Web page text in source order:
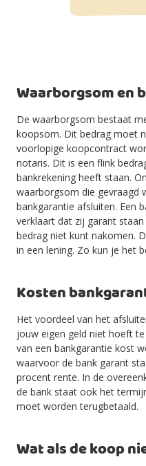
Waarborgsom en
De waarborgsom bestaat
koopsom. Dit bedrag moet
voorlopige koopcontract
notaris. Dit is een flink
bankrekening heeft staan.
waarborgsom die gevraagd
bankgarantie afsluiten. Een
verklaart dat zij garant
bedrag niet kunt nakomen.
in een lening. Zo kun je het
Kosten
Het voordeel van het
jouw eigen geld niet hoeft
van een bankgarantie kost
waarvoor de bank garant
procent rente. In de
de bank staat ook het
moet worden terugbetaald.
Wat als de koop